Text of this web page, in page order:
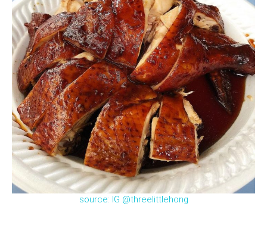
source: IG @threelittlehong